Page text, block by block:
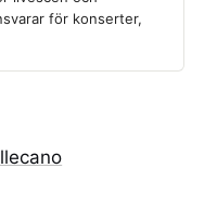
för konserter,